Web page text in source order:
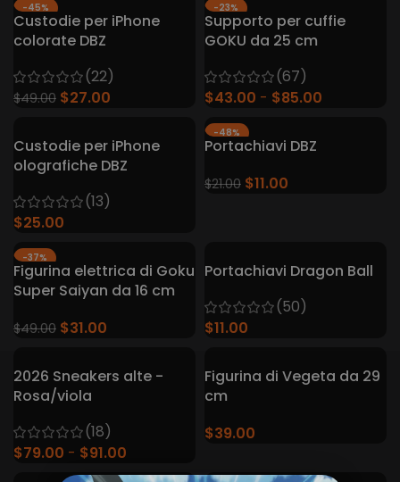
-45%
Custodie per iPhone
colorate DBZ
(22)
$49.00 $27.00
-23%
CALDO
Supporto per cuffie
GOKU da 25 cm
(67)
$43.00 $85.00
Custodie per iPhone
olografiche DBZ
(13)
$25.00
-48%
Portachiavi DBZ
$21.00 $11.00
-37%
Figurina elettrica di Goku
Super Saiyan da 16 cm
$49.00 $31.00
Portachiavi Dragon Ball
(50)
$11.00
2026 Sneakers alte -
Rosa/viola
(18)
$79.00 $91.00
Figurina di Vegeta da 29
cm
$39.00